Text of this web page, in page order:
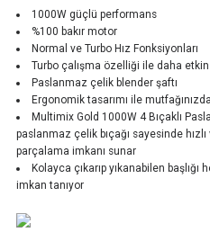
1000W güçlü performans
%100 bakır motor
Normal ve Turbo Hız Fonksiyonları
Turbo çalışma özelliği ile daha etkin
Paslanmaz çelik blender şaftı
Ergonomik tasarımı ile
Multimix Gold 1000W 4 Bıçaklı
paslanmaz çelik bıçağı sayesinde hızlı
parçalama imkanı sunar
Kolayca çıkarıp yıkanabilen
imkan tanıyor